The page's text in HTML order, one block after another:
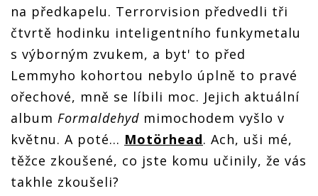
na předkapelu. Terrorvision předvedli tři
čtvrtě hodinku inteligentního funkymetalu
s výborným zvukem, a byt' to před
Lemmyho kohortou nebylo úplně to pravé
ořechové, mně se líbili moc. Jejich aktuální
album Formaldehyd mimochodem vyšlo v
květnu. A poté… Motörhead. Ach, uši mé,
těžce zkoušené, co jste komu učinily, že vás
takhle zkoušeli?